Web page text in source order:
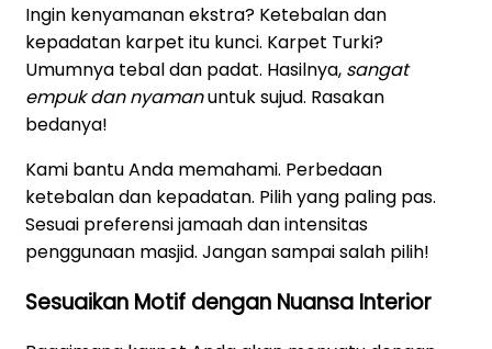
Ingin kenyamanan ekstra? Ketebalan dan
kepadatan karpet itu kunci. Karpet Turki?
Umumnya tebal dan padat. Hasilnya, sangat
empuk dan nyamanuntuk sujud. Rasakan
bedanya!
Kami bantu Anda memahami. Perbedaan
ketebalan dan kepadatan. Pilih yang paling pas.
Sesuai preferensi jamaah dan intensitas
penggunaan masjid. Jangan sampai salah pilih!
Sesuaikan Motif dengan Nuansa Interior